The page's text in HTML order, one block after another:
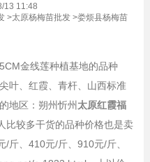
13 11:48
>太原杨梅苗批发>娄烦县杨梅苗
金线莲种植基地的品种
叶、红霞、青杆、山西标准
地区：朔州忻州 太原红霞福
比较多干货的品种价格也是卖
斤、410元/斤、910元/斤、